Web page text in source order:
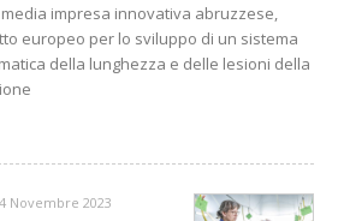
impresa innovativa abruzzese,
europeo per lo sviluppo di un sistema
della lunghezza e delle lesioni della
Novembre 2023